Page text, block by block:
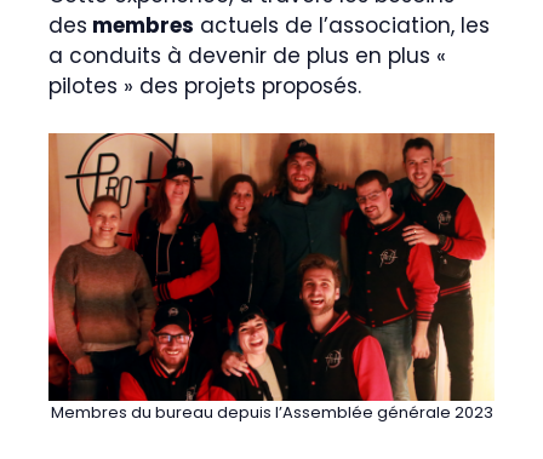
des membres actuels de l’association, les
a conduits à devenir de plus en plus «
pilotes » des projets proposés.
Membres du bureau depuis l’Assemblée générale 2023